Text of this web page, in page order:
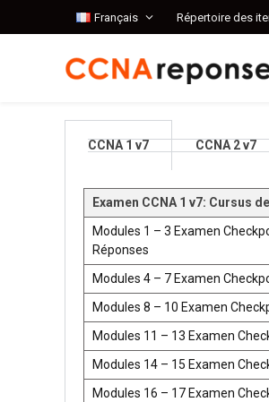
Français Répertoire des
CCNA 1 v7 CCNA 2 v7
Examen CCNA 1 v7: Cursus
Modules 1 – 3 Examen
Réponses
Modules 4 – 7 Examen
Modules 8 – 10 Examen
Modules 11 – 13 Examen
Modules 14 – 15 Examen
Modules 16 – 17 Examen